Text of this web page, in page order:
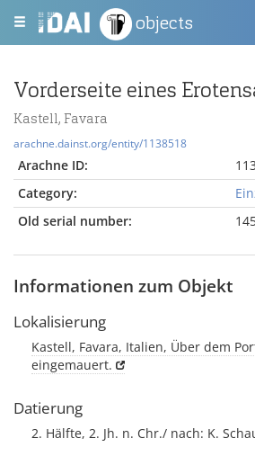
objects
Kastell, Favara
arachne.dainst.org/entity/1138518
Arachne ID:
Category:
Old serial number:
Informationen zum Objekt
Lokalisierung
Kastell, Favara, Italien, Über dem
eingemauert.
Datierung
2. Hälfte, 2. Jh. n. Chr./ nach: K.